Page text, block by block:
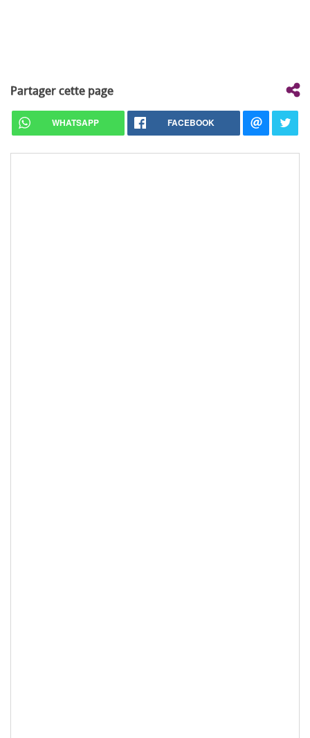
Partager cette page
WHATSAPP FACEBOOK